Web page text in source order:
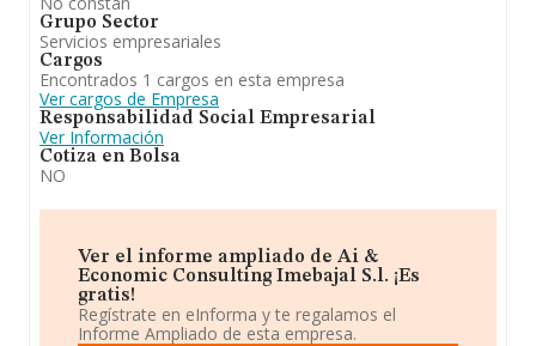
Grupo Sector
Servicios empresariales
Cargos
Encontrados 1 cargos en esta empresa
Ver cargos de Empresa
Responsabilidad Social Empresarial
Ver Información
Cotiza en Bolsa
NO
Ver el informe ampliado de Ai &
Economic Consulting Imebajal S.l. ¡Es
gratis!
Regístrate en eInforma y te regalamos el
Informe Ampliado de esta empresa.